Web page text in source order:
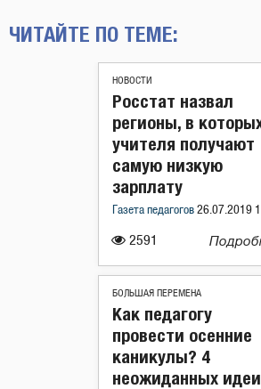
ЧИТАЙТЕ ПО ТЕМЕ:
НОВОСТИ
2591
Росстат назвал
регионы, в
учителя получают
самую низкую
зарплату
Газета педагогов 26.07.2019
БОЛЬШАЯ ПЕРЕМЕНА
Как педагогу
провести осенние
каникулы? 4
неожиданных идеи